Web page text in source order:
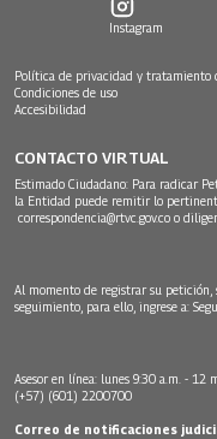
Instagram
Política de privacidad y tratamiento
Condiciones de uso
Accesibilidad
CONTACTO VIRTUAL
Estimado Ciudadano: Para radicar
la Entidad puede remitir lo
correspondencia@rtvc.gov.co o
Al momento de registrar su petición,
seguimiento, para ello, ingrese a:
Asesor en línea: lunes 9:30 a.m. - 12
(+57) (601) 2200700
Correo de notificaciones